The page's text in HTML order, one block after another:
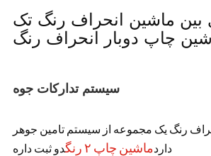
بین ماشین انحراف رنگ تک
چاپ دوبار انحراف رنگ
سیستم تدارکات جوه
رنگ یک مجموعه از سیستم تامین جوهر
داردماشین چاپ ۲ رنگ دو ثبت داره